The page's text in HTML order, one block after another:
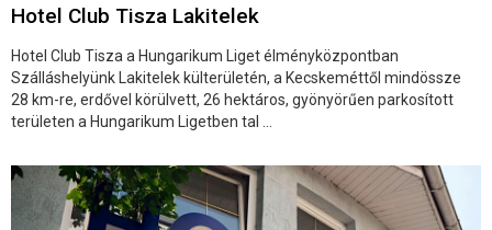
Hotel Club Tisza Lakitelek
Hotel Club Tisza a Hungarikum Liget élményközpontban
Szálláshelyünk Lakitelek külterületén, a Kecskeméttől mindössze
28 km-re, erdővel körülvett, 26 hektáros, gyönyörűen parkosított
területen a Hungarikum Ligetben tal ...